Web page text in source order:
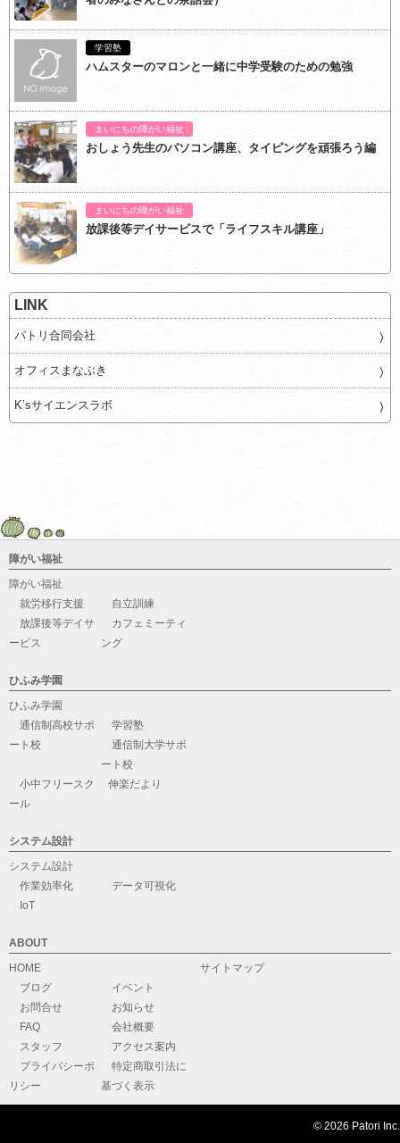
学習塾
ハムスターのマロンと一緒に中学受験のための勉強
まいにちの障がい福祉
おしょう先生のパソコン講座、タイピングを頑張ろう編
まいにちの障がい福祉
放課後等デイサービスで「ライフスキル講座」
LINK
パトリ合同会社
オフィスまなぶき
K’sサイエンスラボ
障がい福祉
障がい福祉
就労移行支援
自立訓練
放課後等デイサ
ービス
カフェミーティ
ング
ひふみ学園
ひふみ学園
通信制高校サポ
ート校
学習塾
通信制大学サポ
ート校
小中フリースク
ール
伸楽だより
システム設計
システム設計
作業効率化
データ可視化
IoT
ABOUT
HOME
ブログ
イベント
お問合せ
お知らせ
FAQ
会社概要
スタッフ
アクセス案内
プライバシーポ
リシー
特定商取引法に
基づく表示
サイトマップ
© 2026 Patori Inc.